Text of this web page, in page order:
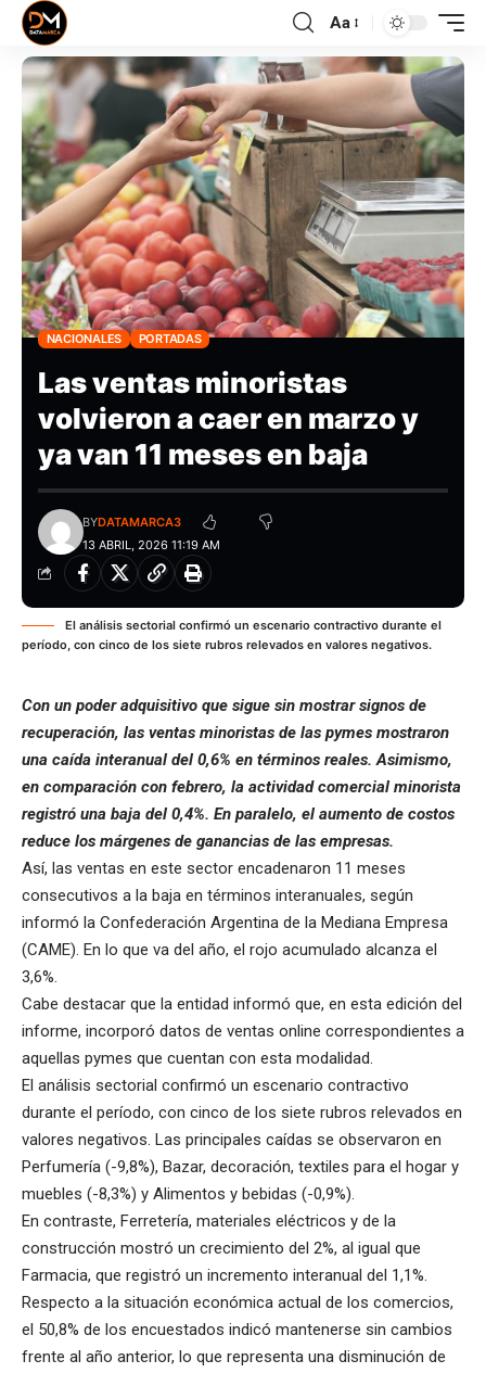
Aa
NACIONALES PORTADAS
Las ventas minoristas
volvieron a caer en marzo y
ya van 11 meses en baja
13 ABRIL, 2026 11:19 AM
BYDATAMARCA3
El análisis sectorial confirmó un escenario contractivo durante el
período, con cinco de los siete rubros relevados en valores negativos.
Con un poder adquisitivo que sigue sin mostrar signos de
recuperación, las ventas minoristas de las pymes mostraron
una caída interanual del 0,6% en términos reales. Asimismo,
en comparación con febrero, la actividad comercial minorista
registró una baja del 0,4%. En paralelo, el aumento de costos
reduce los márgenes de ganancias de las empresas.
Así, las ventas en este sector encadenaron 11 meses
consecutivos a la baja en términos interanuales, según
informó la Confederación Argentina de la Mediana Empresa
(CAME). En lo que va del año, el rojo acumulado alcanza el
3,6%.
Cabe destacar que la entidad informó que, en esta edición del
informe, incorporó datos de ventas online correspondientes a
aquellas pymes que cuentan con esta modalidad.
El análisis sectorial confirmó un escenario contractivo
durante el período, con cinco de los siete rubros relevados en
valores negativos. Las principales caídas se observaron en
Perfumería (-9,8%), Bazar, decoración, textiles para el hogar y
muebles (-8,3%) y Alimentos y bebidas (-0,9%).
En contraste, Ferretería, materiales eléctricos y de la
construcción mostró un crecimiento del 2%, al igual que
Farmacia, que registró un incremento interanual del 1,1%.
Respecto a la situación económica actual de los comercios,
el 50,8% de los encuestados indicó mantenerse sin cambios
frente al año anterior, lo que representa una disminución de